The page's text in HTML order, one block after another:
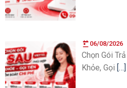
06/08/2026
Chọn Gói
Khỏe, Gọi […]